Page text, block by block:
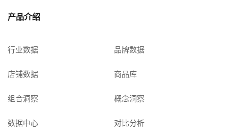
产品介绍
行业数据 品牌数据
店铺数据 商品库
组合洞察 概念洞察
数据中心 对比分析